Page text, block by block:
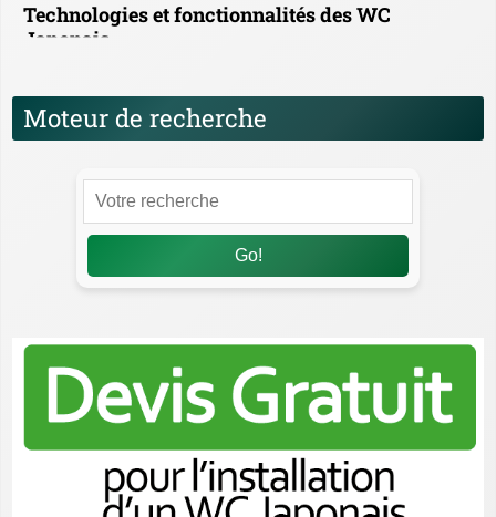
Technologies et fonctionnalités des WC
Japonais
Moteur de recherche
Go!